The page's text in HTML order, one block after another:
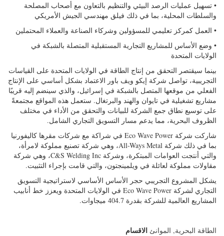
• تسهيل عمليات الرصد البيئي والتنظيم بالتعاون مع أصحاب المصلحة
والسلطات المحلية، بما في ذلك فيلق مهندسي الجيش الأمريكي
• العمل كمركز تعليمي للمسؤولين وشركاء الصناعة والعملاء المحتملين
• وضع الأساس للمشاريع التجارية المستقبلية المتصلة بالشبكة في
الولايات المتحدة
بينما سيقتصر التحقق من إنتاج الطاقة في الولايات المتحدة على القياسات
التجريبية، تواصل شركة إيكو ويف باور الاعتماد بشكل أساسي على الإنتاج
الفعلي من موقعها المتصل بالشبكة في إسرائيل، والذي سينضم إليه قريبًا
مشاريع تشغيلية في تايوان والهند والبرتغال. ستعمل هذه المواقع مجتمعةً
على توسيع نطاق جمع الشركة للبيانات والتحقق من الأداء في مختلف
الظروف البحرية، مما يدعم مسار التسويق التجاري الشامل.
شاركت شركة Eco Wave Power في شراكة مع شركات مقرها كاليفورنيا
بما في ذلك شركة All-Ways Metal، وهي شركة تصنيع مملوكة لامرأة،
والتي أنتجت العوامات المبتكرة، وشركة C&S Welding Inc، وهي شركة
مقاولات مملوكة لعائلة في ويلمينجتون، والتي قامت بإجراء التثبيت.
يشكل المشروع التجريبي حجر الأساس الأساسي لاستراتيجية التسويق
التجاري لشركة Eco Wave Power في الولايات المتحدة ويعزز خط أنابيب
المشاريع العالمية للشركة بقدرة 404.7 ميجاوات.
الطاقة البحرية, الموانئ الاقسام